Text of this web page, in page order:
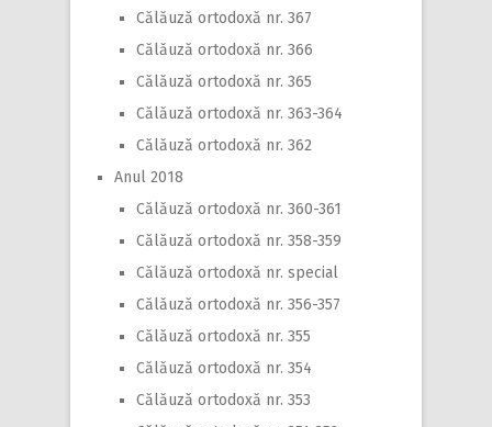
Călăuză ortodoxă nr. 367
Călăuză ortodoxă nr. 366
Călăuză ortodoxă nr. 365
Călăuză ortodoxă nr. 363-364
Călăuză ortodoxă nr. 362
Anul 2018
Călăuză ortodoxă nr. 360-361
Călăuză ortodoxă nr. 358-359
Călăuză ortodoxă nr. special
Călăuză ortodoxă nr. 356-357
Călăuză ortodoxă nr. 355
Călăuză ortodoxă nr. 354
Călăuză ortodoxă nr. 353